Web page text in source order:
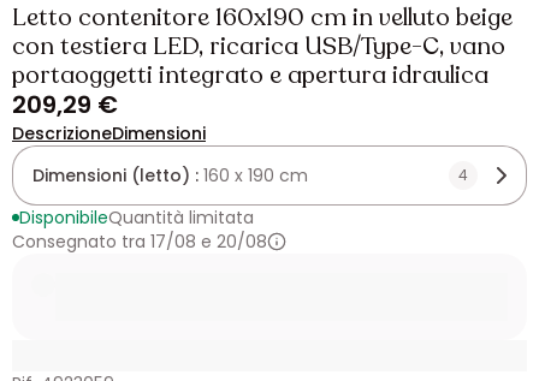
Letto contenitore 160x190 cm in velluto beige
con testiera LED, ricarica USB/Type-C, vano
portaoggetti integrato e apertura idraulica
209,29 €
DescrizioneDimensioni
Dimensioni (letto) : 160 x 190 cm 4
DisponibileQuantità limitata
Consegnato tra 17/08 e 20/08